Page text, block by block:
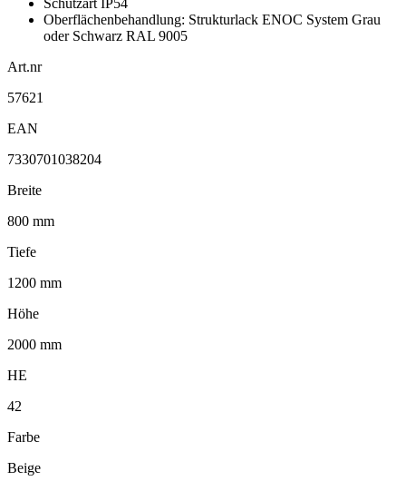
Oberflächenbehandlung: Strukturlack ENOC System Grau
oder Schwarz RAL 9005
Art.nr
57621
EAN
7330701038204
Breite
800 mm
Tiefe
1200 mm
Höhe
2000 mm
HE
42
Farbe
Beige